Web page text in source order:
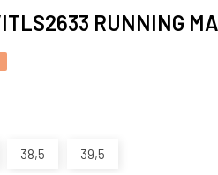
RUNNING
38,5 39,5